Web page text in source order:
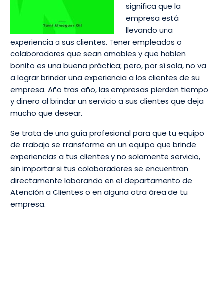
significa que la
empresa está
llevando una
experiencia a sus clientes. Tener empleados o
colaboradores que sean amables y que hablen
bonito es una buena práctica; pero, por sí sola, no va
a lograr brindar una experiencia a los clientes de su
empresa. Año tras año, las empresas pierden tiempo
y dinero al brindar un servicio a sus clientes que deja
mucho que desear.
Se trata de una guía profesional para que tu equipo
de trabajo se transforme en un equipo que brinde
experiencias a tus clientes y no solamente servicio,
sin importar si tus colaboradores se encuentran
directamente laborando en el departamento de
Atención a Clientes o en alguna otra área de tu
empresa.